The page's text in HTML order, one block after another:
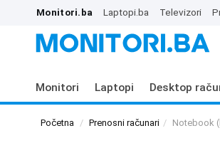
Monitori.ba Laptopi.ba Televizori
Monitori Laptopi Desktop
Početna Prenosni računari Notebook